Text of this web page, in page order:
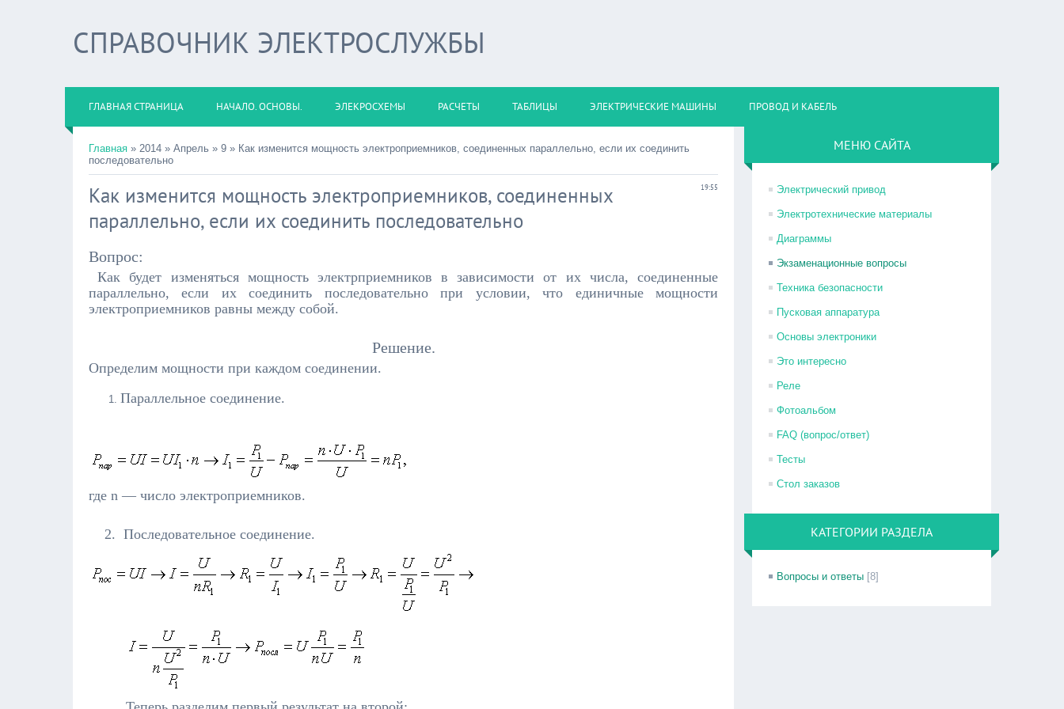
СПРАВОЧНИК ЭЛЕКТРОСЛУЖБЫ
ГЛАВНАЯ СТРАНИЦА НАЧАЛО. ОСНОВЫ. ЭЛЕКРОСХЕМЫ РАСЧЕТЫ ТАБЛИЦЫ ЭЛЕКТРИЧЕСКИЕ МАШИНЫ ПРОВОД И КАБЕЛЬ
Главная » 2014 » Апрель » 9 » Как изменится мощность электроприемников, соединенных параллельно, если их соединить
последовательно
19:55
Как изменится мощность электроприемников, соединенных
параллельно, если их соединить последовательно
Вопрос:
Как будет изменяться мощность электрприемников в зависимости от их числа, соединенные
параллельно, если их соединить последовательно при условии, что единичные мощности
электроприемников равны между собой.
Решение.
Определим мощности при каждом соединении.
Параллельное соединение.
где n — число электроприемников.
2. Последовательное соединение.
МЕНЮ САЙТА
Электрический привод
Электротехнические материалы
Диаграммы
Экзаменационные вопросы
Техника безопасности
Пусковая аппаратура
Основы электроники
Это интересно
Реле
Фотоальбом
FAQ (вопрос/ответ)
Тесты
Стол заказов
КАТЕГОРИИ РАЗДЕЛА
Вопросы и ответы [8]